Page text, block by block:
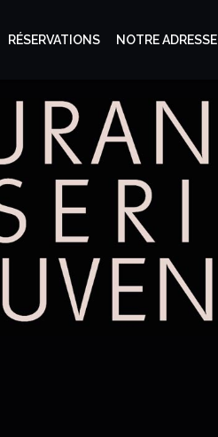
RÉSERVATIONS NOTRE ADRESSE